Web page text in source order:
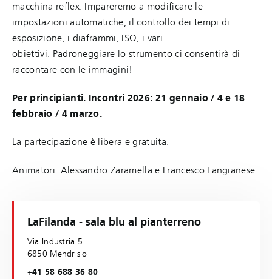
macchina reflex. Impareremo a modificare le
impostazioni automatiche, il controllo dei tempi di
esposizione, i diaframmi, ISO, i vari
obiettivi. Padroneggiare lo strumento ci consentirà di
raccontare con le immagini!
Per principianti. Incontri 2026: 21 gennaio / 4 e 18
febbraio / 4 marzo.
La partecipazione è libera e gratuita.
Animatori: Alessandro Zaramella e Francesco Langianese.
LaFilanda - sala blu al pianterreno
Via Industria 5
6850 Mendrisio
+41 58 688 36 80